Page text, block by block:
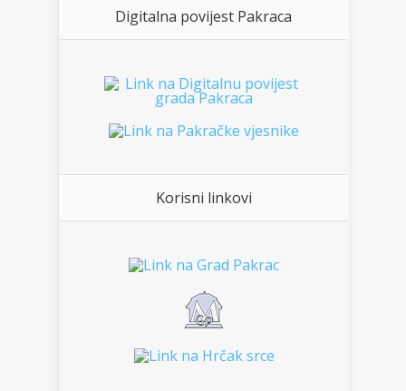
Digitalna povijest Pakraca
Korisni linkovi